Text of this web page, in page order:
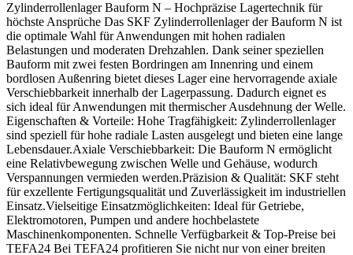
Zylinderrollenlager Bauform N – Hochpräzise Lagertechnik für
höchste Ansprüche Das SKF Zylinderrollenlager der Bauform N ist
die optimale Wahl für Anwendungen mit hohen radialen
Belastungen und moderaten Drehzahlen. Dank seiner speziellen
Bauform mit zwei festen Bordringen am Innenring und einem
bordlosen Außenring bietet dieses Lager eine hervorragende axiale
Verschiebbarkeit innerhalb der Lagerpassung. Dadurch eignet es
sich ideal für Anwendungen mit thermischer Ausdehnung der Welle.
Eigenschaften & Vorteile: Hohe Tragfähigkeit: Zylinderrollenlager
sind speziell für hohe radiale Lasten ausgelegt und bieten eine lange
Lebensdauer.Axiale Verschiebbarkeit: Die Bauform N ermöglicht
eine Relativbewegung zwischen Welle und Gehäuse, wodurch
Verspannungen vermieden werden.Präzision & Qualität: SKF steht
für exzellente Fertigungsqualität und Zuverlässigkeit im industriellen
Einsatz.Vielseitige Einsatzmöglichkeiten: Ideal für Getriebe,
Elektromotoren, Pumpen und andere hochbelastete
Maschinenkomponenten. Schnelle Verfügbarkeit & Top-Preise bei
TEFA24 Bei TEFA24 profitieren Sie nicht nur von einer breiten